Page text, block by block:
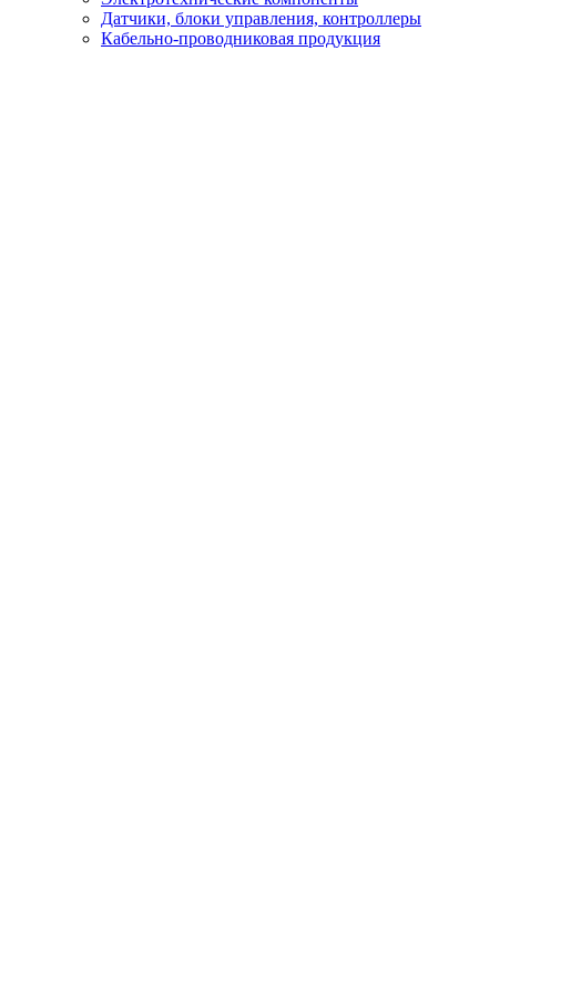
Датчики, блоки управления, контроллеры
Кабельно-проводниковая продукция